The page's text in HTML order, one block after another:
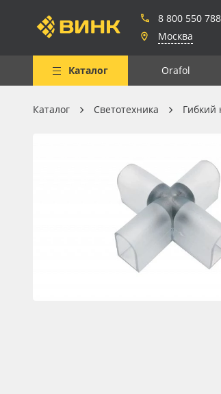
8 800 550
Москва
Каталог Orafol
Весь каталог
Самоклеящиеся плёнки
Листовые материалы
Клей, скотчи и крепёж
Мобильные конструкции и
Каталог Светотехника Гибкий